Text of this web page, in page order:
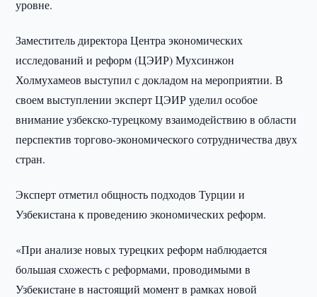
уровне.
Заместитель директора Центра экономических
исследований и реформ (ЦЭИР) Мухсинжон
Холмухамеов выступил с докладом на мероприятии. В
своем выступлении эксперт ЦЭИР уделил особое
внимание узбекско-турецкому взаимодействию в области
перспектив торгово-экономического сотрудничества двух
стран.
Эксперт отметил общность подходов Турции и
Узбекистана к проведению экономических реформ.
«При анализе новых турецких реформ наблюдается
большая схожесть с реформами, проводимыми в
Узбекистане в настоящий момент в рамках новой